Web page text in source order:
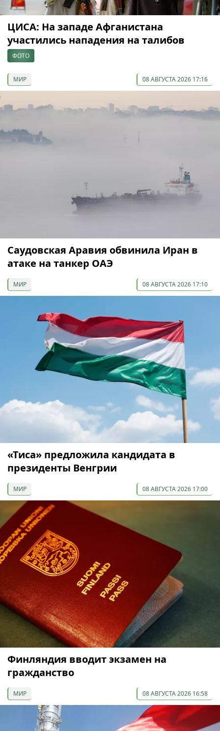
ЦИСА: На западе Афганистана
участились нападения на талибов
ФОТО
МИР 08 АВГУСТА 2026 17:16
Саудовская Аравия обвинила Иран в
атаке на танкер ОАЭ
МИР 08 АВГУСТА 2026 17:10
«Тиса» предложила кандидата в
президенты Венгрии
МИР 08 АВГУСТА 2026 17:00
Финляндия вводит экзамен на
гражданство
МИР 08 АВГУСТА 2026 16:58